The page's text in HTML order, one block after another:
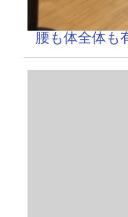
腰も体全体も